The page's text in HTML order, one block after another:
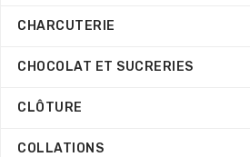
CHARCUTERIE
CHOCOLAT ET SUCRERIES
CLÔTURE
COLLATIONS